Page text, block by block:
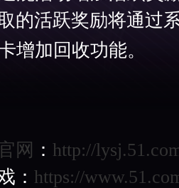
的活跃奖励将通过
增加回收功能。
网 ： http://
： https://